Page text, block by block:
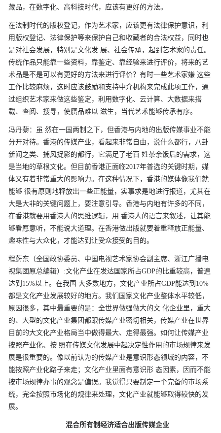
藏品，在数字化、高科技时代，应该有更好的方法。
在法制时代的版权登记，作为艺术家，应该更有法律保护意识，利
用版权登记、法律保护等来保护自己和收藏者的合法权益，同时也
是对社会发展，特别是文化发 展、社会传承，起到艺术家的责任。
传统作品只能靠一些资料，靠鉴定、靠经验来进行评价，将来的艺
术品是不是可以有更好的方法来进行评价？有时一些艺术家嫌 这些
工作比较麻烦，这时应该鼓励和支持中介机构来完成此项工作，通
过组织艺术家来做这些鉴定，利用数字化、云计算、大数据来搭
载、查阅、搜寻，使赝品难以 滋生，当代艺术能够传承有序。
冯丹藜：虽 然在一国两制之下，但香港与内地的出版传媒事业不能
分开对待。香港的传媒产业，看起来非常自由，说什么都行，八卦
新闻之类、捕风捉影的都行，它满足了老百 姓茶余饭后的需求，这
是当地的草根文化。但目前香港正面临2017年普选的关键时期，媒
体又有着非常重大的影响力。在这种情况下，香港的媒体像我们就
能够 很有原则地释放出一些正能量，实事求是地进行报道，尤其在
大是大非的关键问题上，要注意引导。香港与内地有许多的不同，
在香港就要用香港人的思维逻辑，用 香港人的语言来叙述，让其能
够看愿意听，不能说大道理。在香港做出版就要着重释放正能量、
趣味性与大众化，才能达到让受众接受的目的。
程蔚东（全国政协委员、中国电视艺术家协会副主席、浙江广播电
视集团原总编辑） :文化产业在发达国家所占GDP的比重较高，普遍
达到15%以上。在我国 大多数地方，文化产业所占GDP能达到10%
都是文化产业发展较好的地方。我们国家文化产业整体水平较低，
原因很多，其中最重要的是：全世界做强做大的文 化企业里，重大
的、大型的文化产业集团都跟传媒产业密切相关，传媒产业在世界
目前的大文化产业格局当中做得最大、走得最强。如何让传媒产业
按照产业化、按 照在传媒文化发展中起决定性作用的市场规律来发
展是很重要的。像以前认为的传媒产业是意识形态领域的内容，不
能按照产业化路子来走；文化产业里面有意识形 态因素，因而不能
按市场规律办事的观念是偏误。我觉得只要制定一个完备的市场系
统，完全按照市场化的规律来处理，文化产业就能够取得较快的发
展。
混合所有制经济适合出版传媒企业